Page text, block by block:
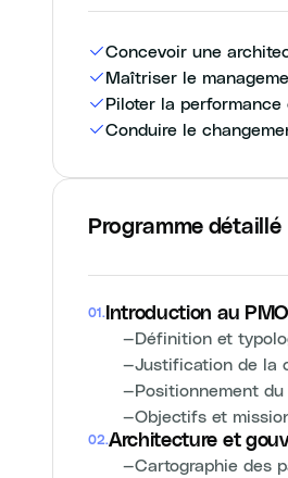
Concevoir une
Maîtriser le
Piloter la
Conduire le
Programme détaillé
01 . Introduction au
—Définition et
—Justification de la
—Positionnement
—Objectifs et
02.Architecture et
—Cartographie des